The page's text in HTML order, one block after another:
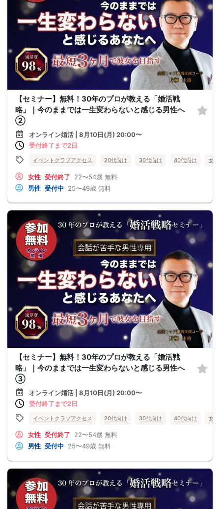
【セミナー】無料！30年のプロが教える「婚活戦
略」｜今のままでは一生変わらないと感じる男性へ
②
オンライン婚活 | 8月10日(月) 20:00〜
受付終了まで2日
イベントクラブアクセス 20代向け 30代向け 40代向け 女
女性 受付終了 22〜54歳 無料
男性 受付中 25〜49歳 無料
【セミナー】無料！30年のプロが教える「婚活戦
略」｜今のままでは一生変わらないと感じる男性へ
③
オンライン婚活 | 8月10日(月) 20:00〜
受付終了まで2日
イベントクラブアクセス 20代向け 30代向け 40代向け 女
女性 受付終了 22〜54歳 無料
男性 受付中 25〜49歳 無料